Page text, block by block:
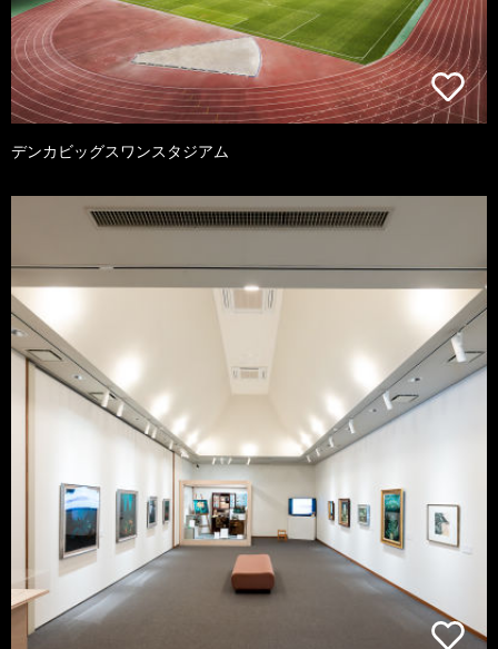
デンカビッグスワンスタジアム